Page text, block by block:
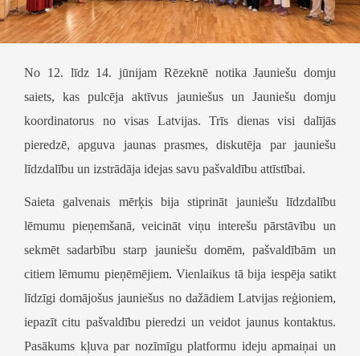
No 12. līdz 14. jūnijam Rēzeknē notika Jauniešu domju
saiets, kas pulcēja aktīvus jauniešus un Jauniešu domju
koordinatorus no visas Latvijas. Trīs dienas visi dalījās
pieredzē, apguva jaunas prasmes, diskutēja par jauniešu
līdzdalību un izstrādāja idejas savu pašvaldību attīstībai.
Saieta galvenais mērķis bija stiprināt jauniešu līdzdalību
lēmumu pieņemšanā, veicināt viņu interešu pārstāvību un
sekmēt sadarbību starp jauniešu domēm, pašvaldībām un
citiem lēmumu pieņēmējiem. Vienlaikus tā bija iespēja satikt
līdzīgi domājošus jauniešus no dažādiem Latvijas reģioniem,
iepazīt citu pašvaldību pieredzi un veidot jaunus kontaktus.
Pasākums kļuva par nozīmīgu platformu ideju apmaiņai un